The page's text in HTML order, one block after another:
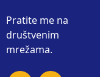
Pratite me na
društvenim
mrežama.